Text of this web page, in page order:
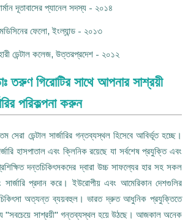
দূতাবাসের প্যানেল সদস্য - ২০১৪
ফেলো, ইংল্যান্ড - ২০১৩
ডেন্টাল কলেজ, উত্তরপ্রদেশ - ২০১২
তরুণ গিরোটির সাথে আপনার সাশ্রয়ী
পরিকল্পনা করুন
ডেন্টাল সার্জারির গন্তব্যস্থল হিসেবে আবির্ভূত হচ্ছে।
হাসপাতাল এবং ক্লিনিক রয়েছে যা সর্বশেষ প্রযুক্তি এবং
দন্তচিকিৎসকদের দ্বারা উচ্চ সাফল্যের হার সহ সকল
সার্জারি প্রদান করে। ইউরোপীয় এবং আমেরিকান দেশগুলির
চিকিৎসা অত্যন্ত ব্যয়বহুল। ভারত দ্রুত আধুনিক প্রযুক্তিতে
"সবচেয়ে সাশ্রয়ী" গন্তব্যস্থল হয়ে উঠছে। আজকাল অনেক